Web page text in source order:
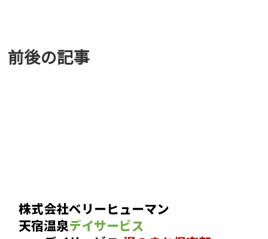
前後の記事